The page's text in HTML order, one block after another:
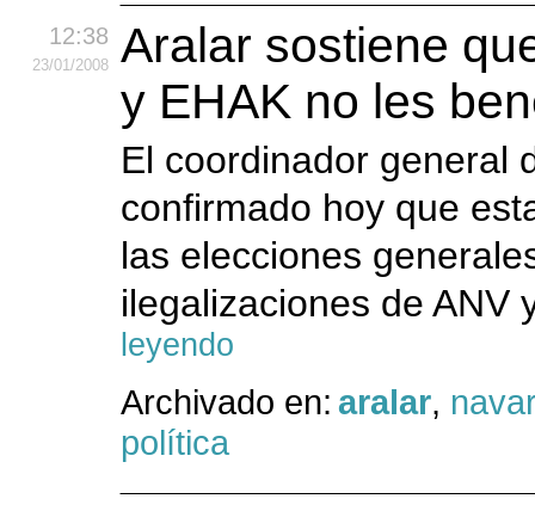
12:38
23/01/2008
Aralar sostiene
y EHAK no les
El coordinador general
confirmado hoy que
las elecciones
ilegalizaciones de ANV
leyendo
Archivado en: aralar,
política